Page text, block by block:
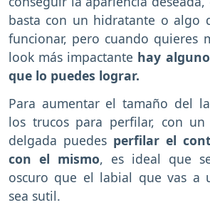
basta con un hidratante o algo
funcionar, pero cuando quieres
look más impactante hay
que lo puedes lograr.
Para aumentar el tamaño del
los trucos para perfilar, con
delgada puedes perfilar el
con el mismo, es ideal que
oscuro que el labial que vas a
sea sutil.